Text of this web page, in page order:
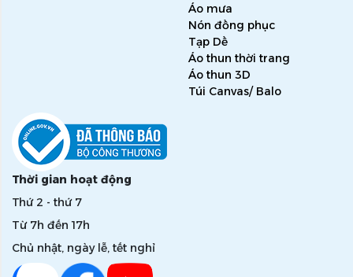
Áo mưa
Nón đồng phục
Tạp Dề
Áo thun thời trang
Áo thun 3D
Túi Canvas/ Balo
Thời gian hoạt động
Thứ 2 - thứ 7
Từ 7h đến 17h
Chủ nhật, ngày lễ, tết nghỉ